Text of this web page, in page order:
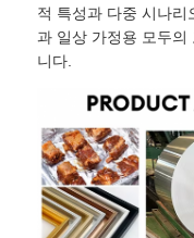
알루미늄 코일
알루니늄 스트립
알루미늄 체커 플
적 특성과 다중 시나
과 일상 가정용 모두의
니다.